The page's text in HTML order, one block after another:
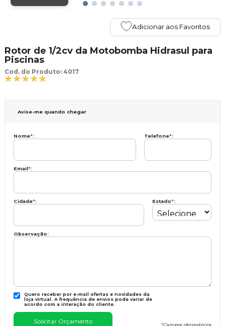
Adicionar aos Favoritos
Rotor de 1/2cv da Motobomba Hidrasul para
Piscinas
Cod. do Produto: 4017
Avise-me quando chegar
Nome*: Telefone*:
Email*:
Cidade*: Estado*:
Observação:
Quero receber por e-mail ofertas e novidades da
loja virtual. A frequência de envios pode variar de
acordo com a interação do cliente.
*Campos obrigatórios